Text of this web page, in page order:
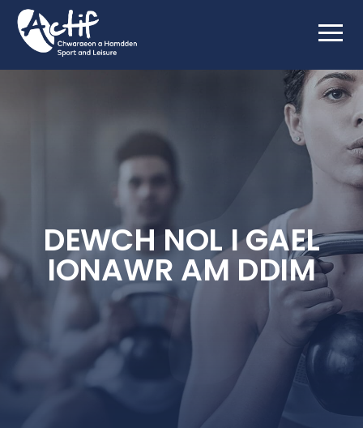
DEWCH NOL I GAEL
IONAWR AM DDIM